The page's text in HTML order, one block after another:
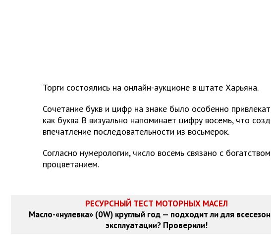
Торги состоялись на онлайн-аукционе в штате Харьяна.
Сочетание букв и цифр на знаке было особенно
как буква B визуально напоминает цифру восемь, что
впечатление последовательности из восьмерок.
Согласно нумерологии, число восемь связано с
процветанием.
РЕСУРСНЫЙ ТЕСТ МОТОРНЫХ МАСЕЛ
Масло-«нулевка» (0W) круглый год — подходит ли для
эксплуатации? Проверили!